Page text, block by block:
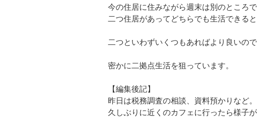
今の住居に住みながら週末は別のところで
二つ住居があってどちらでも生活できる
二つといわずいくつもあればより良いので
密かに二拠点生活を狙っています。
【編集後記】
昨日は税務調査の相談、資料預かりなど。
久しぶりに近くのカフェに行ったら様子